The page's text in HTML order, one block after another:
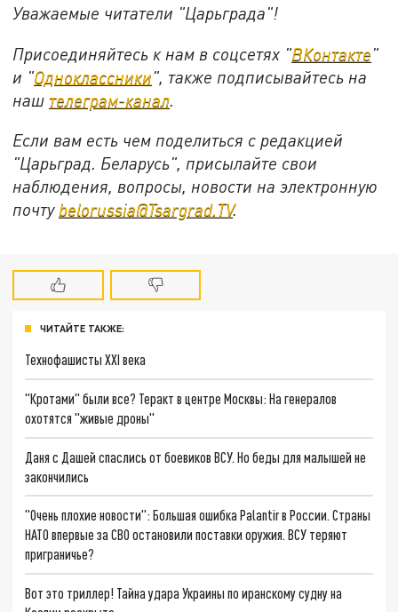
Уважаемые читатели "Царьграда"!
Присоединяйтесь к нам в соцсетях "ВКонтакте"
и "Одноклассники", также подписывайтесь на
наш телеграм-канал.
Если вам есть чем поделиться с редакцией
"Царьград. Беларусь", присылайте свои
наблюдения, вопросы, новости на электронную
почту belorussia@Tsargrad.TV.
ЧИТАЙТЕ ТАКЖЕ:
Технофашисты XXI века
"Кротами" были все? Теракт в центре Москвы: На генералов
охотятся "живые дроны"
Даня с Дашей спаслись от боевиков ВСУ. Но беды для малышей не
закончились
"Очень плохие новости": Большая ошибка Palantir в России. Страны
НАТО впервые за СВО остановили поставки оружия. ВСУ теряют
приграничье?
Вот это триллер! Тайна удара Украины по иранскому судну на